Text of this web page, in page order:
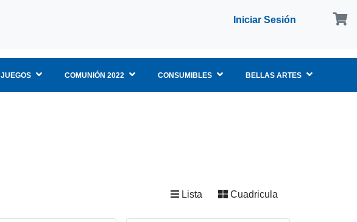
Iniciar Sesión
JUEGOS COMUNIÓN 2022 CONSUMIBLES BELLAS ARTES
Lista Cuadricula